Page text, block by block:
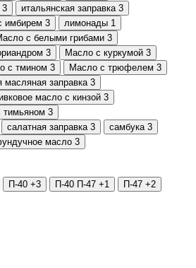
3 итальянская заправка 3
имбирем 3 лимонады 1
с белыми грибами 3
3 Масло с куркумой 3
с тмином 3 Масло с трюфелем 3
масляная заправка 3
масло с кинзой 3
тимьяном 3
салатная заправка 3 самбука 3
масло 3
П-40 +3 П-40 П-47 +1 П-47 +2